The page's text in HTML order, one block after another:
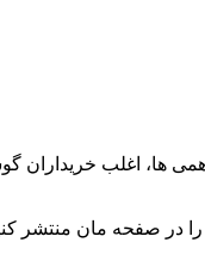
ها، اغلب
صفحه مان منتشر